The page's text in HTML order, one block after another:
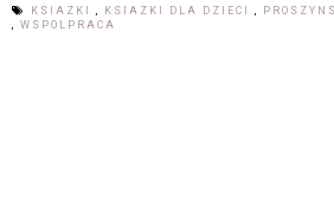
KSIAZKI KSIAZKI DLA DZIECI
WSPOLPRACA